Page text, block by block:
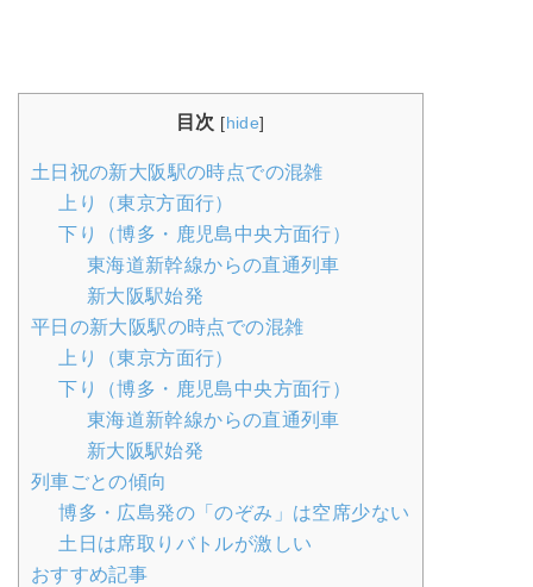
目次 [hide]
土日祝の新大阪駅の時点での混雑
上り（東京方面行）
下り（博多・鹿児島中央方面行）
東海道新幹線からの直通列車
新大阪駅始発
平日の新大阪駅の時点での混雑
上り（東京方面行）
下り（博多・鹿児島中央方面行）
東海道新幹線からの直通列車
新大阪駅始発
列車ごとの傾向
博多・広島発の「のぞみ」は空席少ない
土日は席取りバトルが激しい
おすすめ記事